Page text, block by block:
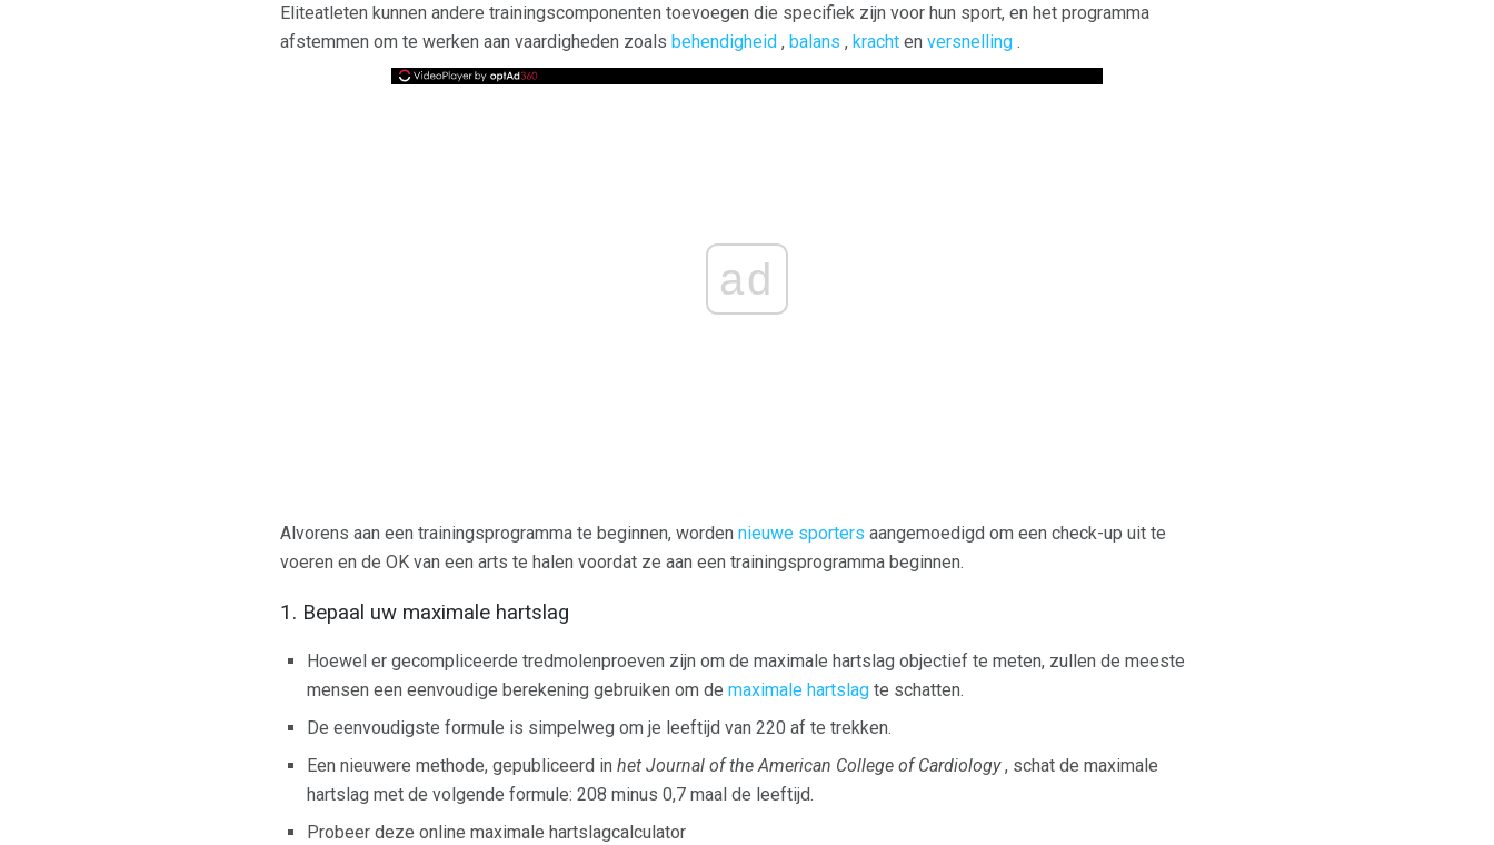
Eliteatleten kunnen andere trainingscomponenten toevoegen die specifiek zijn voor hun sport, en het programma
afstemmen om te werken aan vaardigheden zoals behendigheid , balans , kracht en versnelling .
ad
Alvorens aan een trainingsprogramma te beginnen, worden nieuwe sporters aangemoedigd om een ​​check-up uit te
voeren en de OK van een arts te halen voordat ze aan een trainingsprogramma beginnen.
1. Bepaal uw maximale hartslag
Hoewel er gecompliceerde tredmolenproeven zijn om de maximale hartslag objectief te meten, zullen de meeste
mensen een eenvoudige berekening gebruiken om de maximale hartslag te schatten.
De eenvoudigste formule is simpelweg om je leeftijd van 220 af te trekken.
Een nieuwere methode, gepubliceerd in het Journal of the American College of Cardiology, schat de maximale
hartslag met de volgende formule: 208 minus 0,7 maal de leeftijd.
Probeer deze online maximale hartslagcalculator